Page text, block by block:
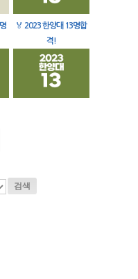
🏅 2023 한양대 13명합
격!
검색